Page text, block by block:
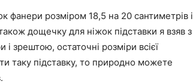
фанери розміром 18,5 на 20 сантиметрів і
дощечку для ніжок підставки я взяв з
і зрештою, остаточні розміри всієї
таку підставку, то природно можете